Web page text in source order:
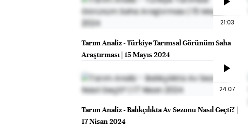
21:03
Tarım Analiz - Türkiye Tarımsal Görünüm Saha
Araştırması | 15 Mayıs 2024
24:07
Tarım Analiz - Balıkçılıkta Av Sezonu Nasıl Geçti? |
17 Nisan 2024